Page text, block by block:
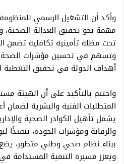
وأكد أن التشغيل الرسمي
مهمة نحو تحقيق العدالة
تحت مظلة تأمينية تكافلية تضمن
وتسهم في تحسين مؤشرات الصحة
أهداف الدولة في تحقيق التغطية
واختتم بالتأكيد على أن الهيئة
المتطلبات الفنية والبشرية
يشمل تأهيل الكوادر الصحية
والرقابة ومؤشرات الجودة، تنفيذًا
ببناء نظام صحي وطني متطور،
ويعزز مسيرة التنمية المستدامة